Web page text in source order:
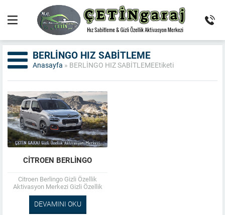
BERLİNGO HIZ SABİTLEME
Anasayfa » BERLİNGO HIZ SABİTLEMEEtiketi
CITROEN BERLINGO
Citroen Berlingo Gizli Özellik
Aktivasyon Merkezi Gizli Özellik
Aktivasyon ; *şerit takip *tabela
okuma * gelişmiş tabela okuma
*viraj aydınlatma...
DEVAMINI OKU